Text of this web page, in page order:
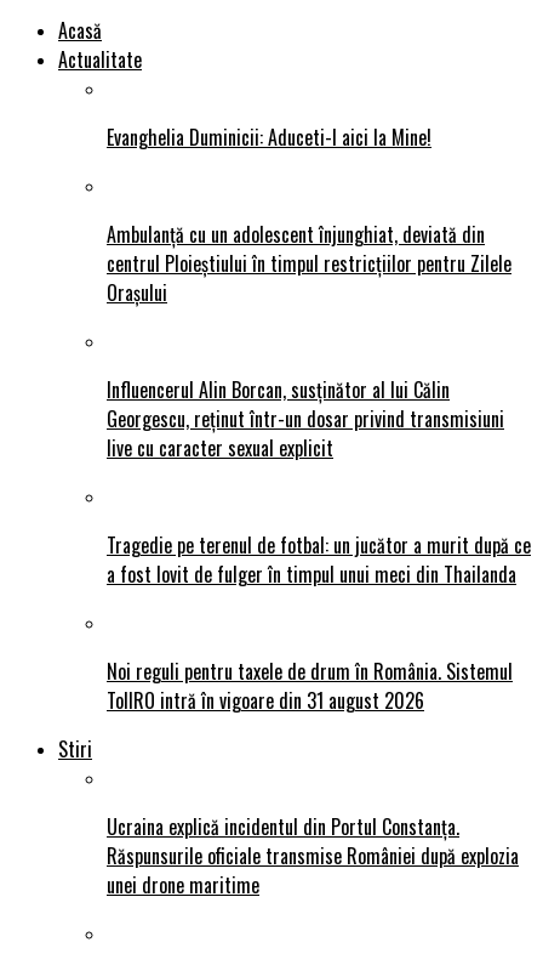
Acasă
Actualitate
Evanghelia Duminicii: Aduceti-l aici la Mine!
Ambulanță cu un adolescent înjunghiat, deviată din
centrul Ploieștiului în timpul restricțiilor pentru Zilele
Orașului
Influencerul Alin Borcan, susținător al lui Călin
Georgescu, reținut într-un dosar privind transmisiuni
live cu caracter sexual explicit
Tragedie pe terenul de fotbal: un jucător a murit după ce
a fost lovit de fulger în timpul unui meci din Thailanda
Noi reguli pentru taxele de drum în România. Sistemul
TollRO intră în vigoare din 31 august 2026
Stiri
Ucraina explică incidentul din Portul Constanța.
Răspunsurile oficiale transmise României după explozia
unei drone maritime